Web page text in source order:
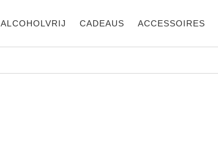
ALCOHOLVRIJ CADEAUS ACCESSOIRES